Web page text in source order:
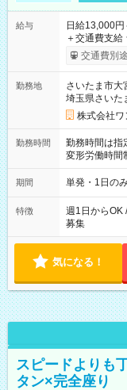
給与
日給13,000円
＋交通費支給 ★交通費全額支給！ ┗案件により規定あり ★日払
いOK！（規
ンビニATMから
交通費別
勤務地
さいたま市大
埼玉県さいた
株式会社
勤務時間
勤務時間は指
変形労働時間制 想定
～21：00
期間 単発・1日の
特徴
週1日からOK
募集
気になる！
スピードよりも
タン×完全座り